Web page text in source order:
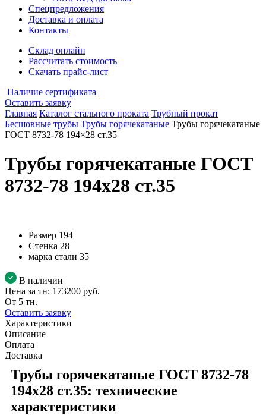
Спецпредложения
Доставка и оплата
Контакты
Склад онлайн
Рассчитать стоимость
Скачать прайс-лист
Наличие сертификата
Оставить заявку
Главная Каталог стального проката Трубный прокат
Бесшовные трубы Трубы горячекатаные Трубы горячекатаные
ГОСТ 8732-78 194×28 ст.35
Трубы горячекатаные ГОСТ
8732-78 194x28 ст.35
Размер 194
Стенка 28
марка стали 35
В наличии
Цена за тн: 173200 руб.
От 5 тн.
Оставить заявку
Характеристики
Описание
Оплата
Доставка
Трубы горячекатаные ГОСТ 8732-78
194x28 ст.35: технические
характеристики